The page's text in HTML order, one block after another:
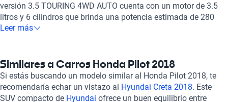
versión 3.5 TOURING 4WD AUTO cuenta con un motor de 3.5
litros y 6 cilindros que brinda una potencia estimada de 280
caballos de fuerza. Equipado con tecnología avanzada, como
2018 garantiza la seguridad y comodidad de sus ocupantes en
todo momento. Con acabados en cuero y un techo
'quemacocos', este auto ofrece un toque de elegancia y confort
para sus usuarios. En Kavak, nos enorgullece ofrecer a
Leer más
Similares a Carros Honda Pilot 2018
Si estás buscando un modelo similar al Honda Pilot 2018, te
recomendaría echar un vistazo al Hyundai Creta 2018. Este
SUV compacto de Hyundai ofrece un buen equilibrio entre